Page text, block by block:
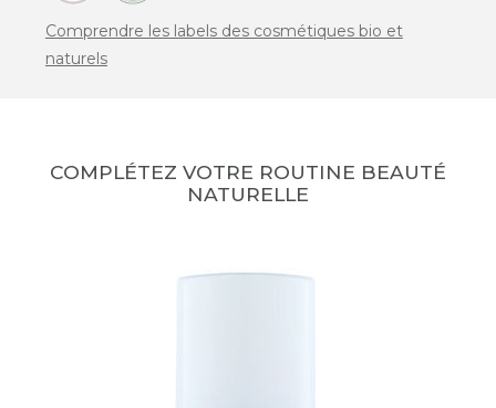
Comprendre les labels des cosmétiques bio et
naturels
COMPLÉTEZ VOTRE ROUTINE BEAUTÉ
NATURELLE